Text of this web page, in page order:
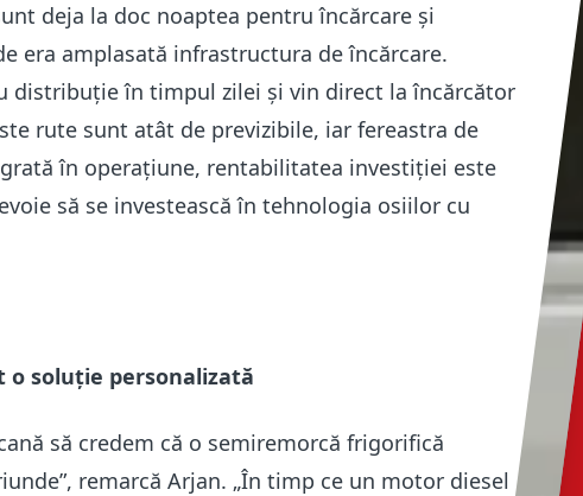
deja la doc noaptea pentru încărcare și
era amplasată infrastructura de încărcare.
distribuție în timpul zilei și vin direct la încărcător
rute sunt atât de previzibile, iar fereastra de
în operațiune, rentabilitatea investiției este
să se investească în tehnologia osiilor cu
soluție personalizată
să credem că o semiremorcă frigorifică
remarcă Arjan. „În timp ce un motor diesel